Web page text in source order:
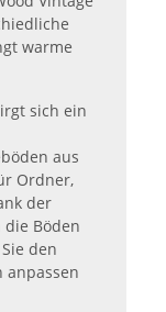
warme
sich ein
aus
Ordner,
der
Böden
den
anpassen